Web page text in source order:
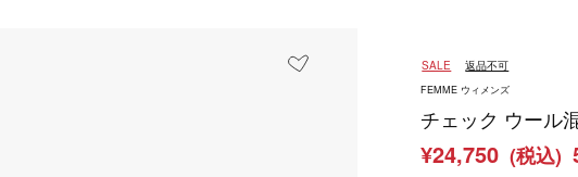
SALE 返品不可
FEMME ウィメンズ
チェック ウール
¥24,750 (税込)